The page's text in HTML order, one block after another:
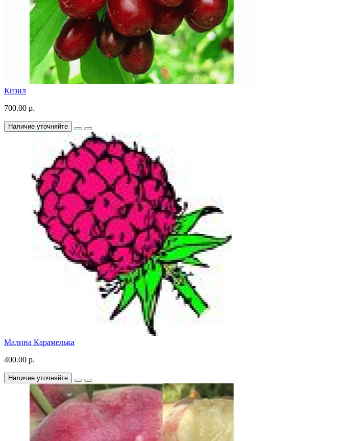
Кизил
700.00 р.
Наличие уточняйте
Малина Карамелька
400.00 р.
Наличие уточняйте